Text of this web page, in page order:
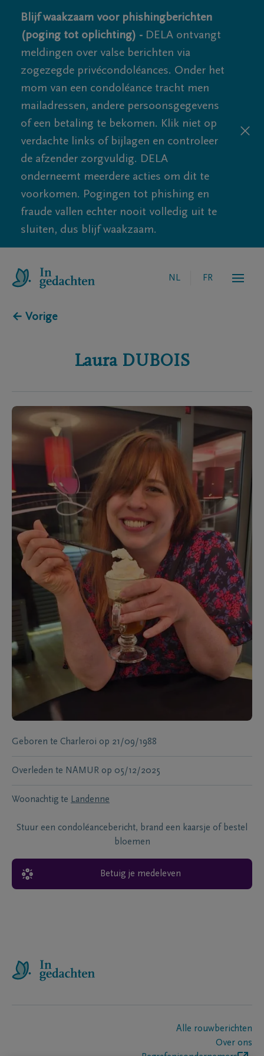
Blijf waakzaam voor phishingberichten
(poging tot oplichting) - DELA ontvangt
meldingen over valse berichten via
zogezegde privécondoléances. Onder het
mom van een condoléance tracht men
mailadressen, andere persoonsgegevens
of een betaling te bekomen. Klik niet op
verdachte links of bijlagen en controleer
de afzender zorgvuldig. DELA
onderneemt meerdere acties om dit te
voorkomen. Pogingen tot phishing en
fraude vallen echter nooit volledig uit te
sluiten, dus blijf waakzaam.
NL FR
← Vorige
Laura DUBOIS
Geboren te Charleroi op 21/09/1988
Overleden te NAMUR op 05/12/2025
Woonachtig te Landenne
Stuur een condoléancebericht, brand een kaarsje of bestel
bloemen
Betuig je medeleven
Alle rouwberichten
Over ons